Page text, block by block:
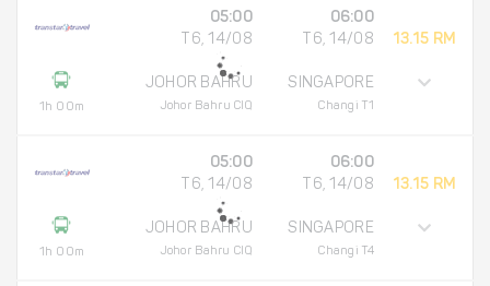
1h 00m
05:00
T6, 14/08
JOHOR BAHRU
Johor Bahru CIQ
06:00
T6, 14/08
SINGAPORE
Changi T1
13.15 RM
1h 00m
05:00
T6, 14/08
JOHOR BAHRU
Johor Bahru CIQ
06:00
T6, 14/08
SINGAPORE
Changi T4
13.15 RM